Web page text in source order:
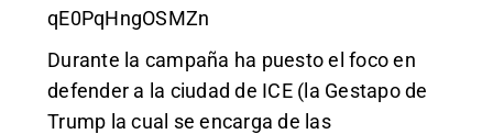
qE0PqHngOSMZn
Durante la campaña ha puesto el foco en
defender a la ciudad de ICE (la Gestapo de
Trump la cual se encarga de las